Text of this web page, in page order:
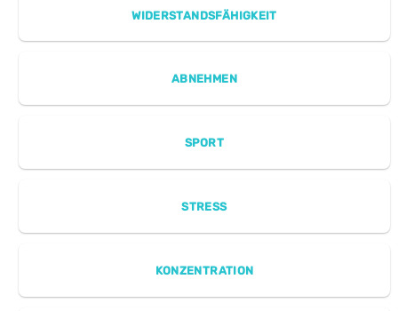
WIDERSTANDSFÄHIGKEIT
ABNEHMEN
SPORT
STRESS
KONZENTRATION